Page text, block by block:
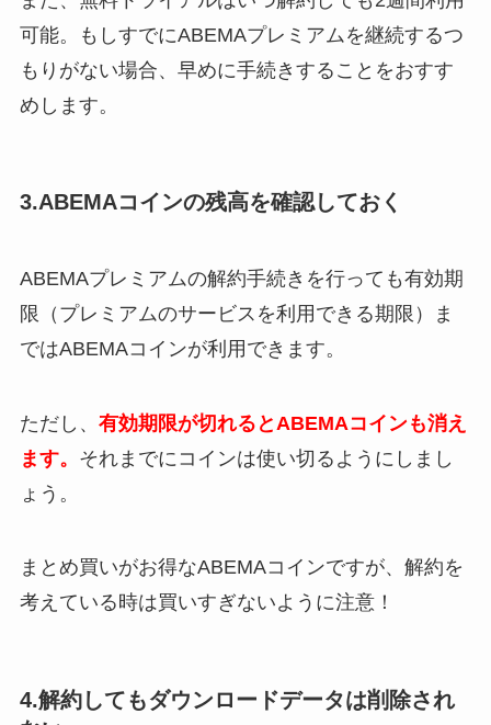
可能。もしすでにABEMAプレミアムを継続するつ
もりがない場合、早めに手続きすることをおすす
めします。
3.ABEMAコインの残高を確認しておく
ABEMAプレミアムの解約手続きを行っても有効期
限（プレミアムのサービスを利用できる期限）ま
ではABEMAコインが利用できます。
ただし、 有効期限が切れるとABEMAコインも消え
ます。 それまでにコインは使い切るようにしまし
ょう。
まとめ買いがお得なABEMAコインですが、解約を
考えている時は買いすぎないように注意！
4.解約してもダウンロードデータは削除され